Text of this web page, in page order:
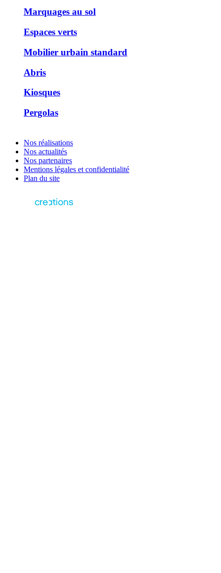
Marquages au sol
Espaces verts
Mobilier urbain standard
Abris
Kiosques
Pergolas
Nos réalisations
Nos actualités
Nos partenaires
Mentions légales et confidentialité
Plan du site